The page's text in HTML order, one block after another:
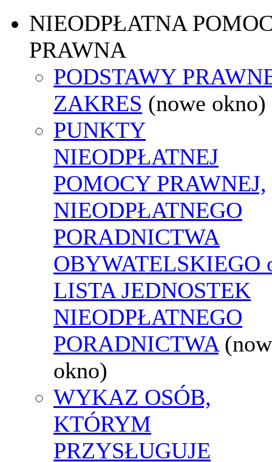
NIEODPŁATNA
PRAWNA
PODSTAWY
ZAKRES (nowe okno)
PUNKTY
NIEODPŁATNEJ
POMOCY PRAWNEJ,
NIEODPŁATNEGO
PORADNICTWA
OBYWATELSKIEGO
LISTA JEDNOSTEK
NIEODPŁATNEGO
PORADNICTWA
okno)
WYKAZ OSÓB,
KTÓRYM
PRZYSŁUGUJE